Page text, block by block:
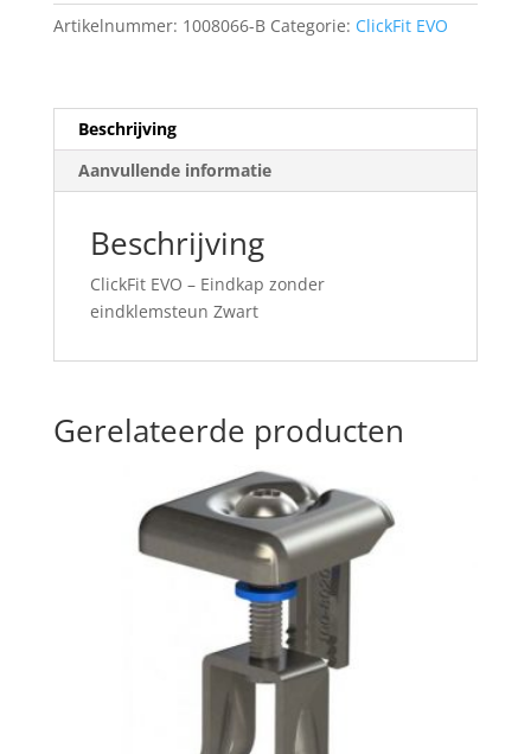
eindklemsteun
Zwart
Artikelnummer: 1008066-B Categorie: ClickFit EVO
Beschrijving
Aanvullende informatie
Beschrijving
ClickFit EVO – Eindkap zonder
eindklemsteun Zwart
Gerelateerde producten